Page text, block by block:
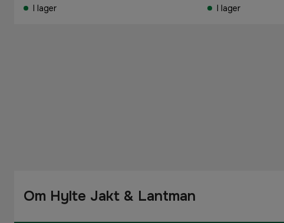
I lager I lager
Om Hylte Jakt & Lantman